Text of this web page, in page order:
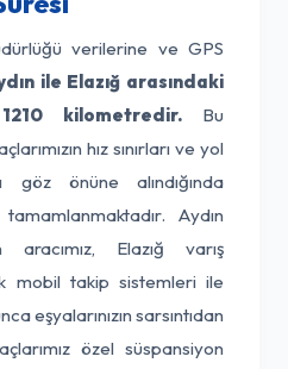
verilerine ve GPS
ile Elazığ arasındaki
kilometredir. Bu
hız sınırları ve yol
göz önüne alındığında
Aydın
aracımız, Elazığ varış
mobil takip sistemleri ile
eşyalarınızın sarsıntıdan
özel süspansiyon